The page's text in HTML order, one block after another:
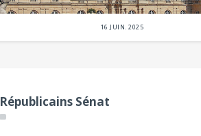
16 JUIN. 2025
Républicains Sénat